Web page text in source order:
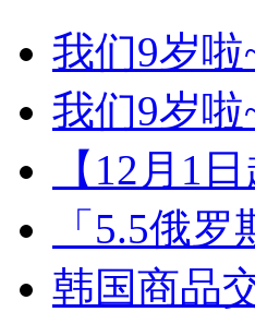
我们9岁啦
我们9岁啦
【12月1
「5.5俄
韩国商品